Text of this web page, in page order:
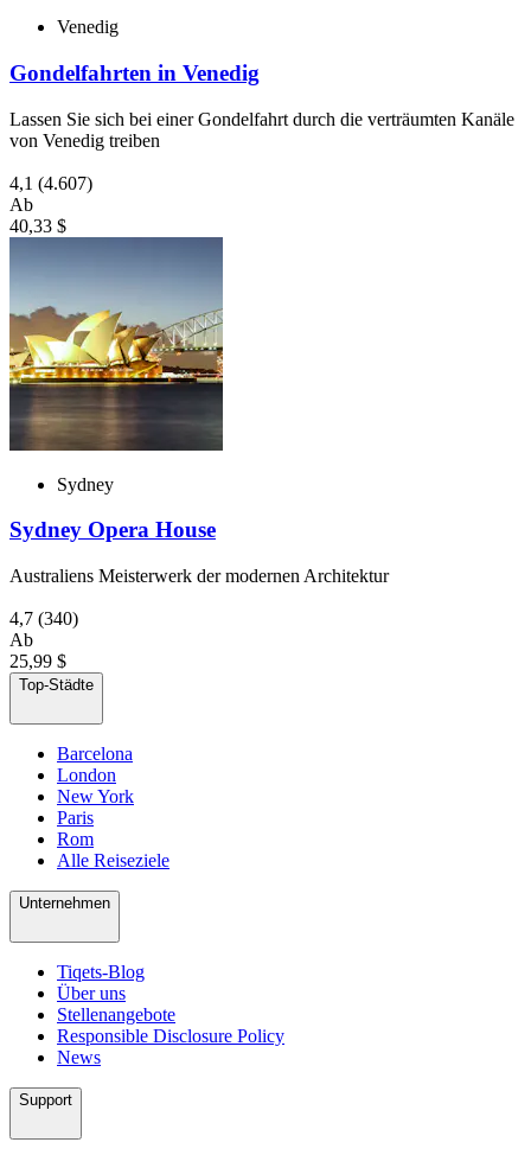
Venedig
Gondelfahrten in Venedig
Lassen Sie sich bei einer Gondelfahrt durch die verträumten Kanäle
von Venedig treiben
4,1 (4.607)
Ab
40,33 $
Sydney
Sydney Opera House
Australiens Meisterwerk der modernen Architektur
4,7 (340)
Ab
25,99 $
Top-Städte
Barcelona
London
New York
Paris
Rom
Alle Reiseziele
Unternehmen
Tiqets-Blog
Über uns
Stellenangebote
Responsible Disclosure Policy
News
Support